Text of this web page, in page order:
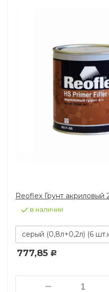
Reoflex Грунт акриловый
в наличии
серый (0,8л+0,2л) (6
777,85 Р